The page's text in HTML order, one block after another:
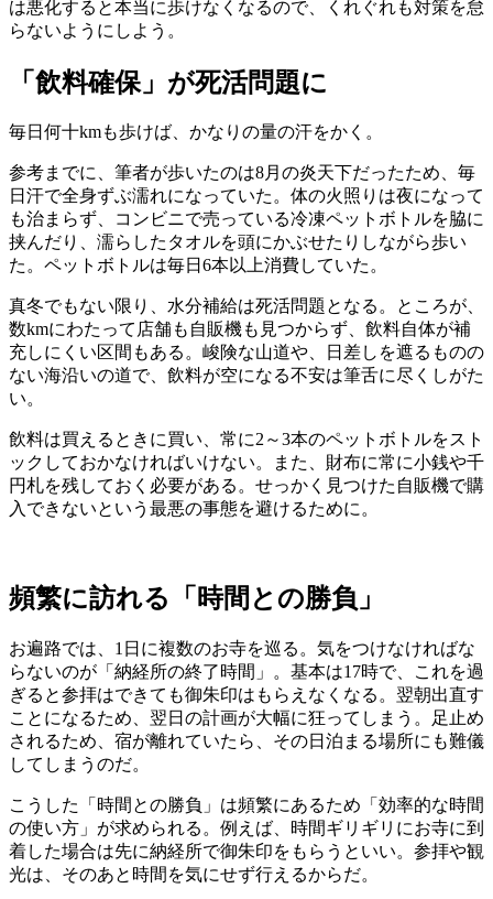
は悪化すると本当に歩けなくなるので、くれぐれも対策を怠
らないようにしよう。
「飲料確保」が死活問題に
毎日何十kmも歩けば、かなりの量の汗をかく。
参考までに、筆者が歩いたのは8月の炎天下だったため、毎
日汗で全身ずぶ濡れになっていた。体の火照りは夜になって
も治まらず、コンビニで売っている冷凍ペットボトルを脇に
挟んだり、濡らしたタオルを頭にかぶせたりしながら歩い
た。ペットボトルは毎日6本以上消費していた。
真冬でもない限り、水分補給は死活問題となる。ところが、
数kmにわたって店舗も自販機も見つからず、飲料自体が補
充しにくい区間もある。峻険な山道や、日差しを遮るものの
ない海沿いの道で、飲料が空になる不安は筆舌に尽くしがた
い。
飲料は買えるときに買い、常に2～3本のペットボトルをスト
ックしておかなければいけない。また、財布に常に小銭や千
円札を残しておく必要がある。せっかく見つけた自販機で購
入できないという最悪の事態を避けるために。
頻繁に訪れる「時間との勝負」
お遍路では、1日に複数のお寺を巡る。気をつけなければな
らないのが「納経所の終了時間」。基本は17時で、これを過
ぎると参拝はできても御朱印はもらえなくなる。翌朝出直す
ことになるため、翌日の計画が大幅に狂ってしまう。足止め
されるため、宿が離れていたら、その日泊まる場所にも難儀
してしまうのだ。
こうした「時間との勝負」は頻繁にあるため「効率的な時間
の使い方」が求められる。例えば、時間ギリギリにお寺に到
着した場合は先に納経所で御朱印をもらうといい。参拝や観
光は、そのあと時間を気にせず行えるからだ。